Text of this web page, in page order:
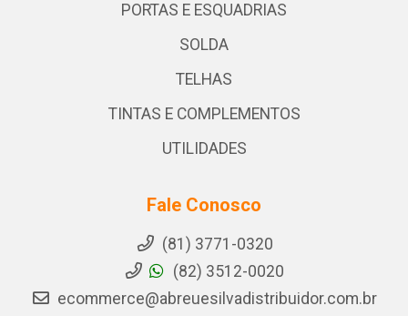
PORTAS E ESQUADRIAS
SOLDA
TELHAS
TINTAS E COMPLEMENTOS
UTILIDADES
Fale Conosco
(81) 3771-0320
(82) 3512-0020
ecommerce@abreuesilvadistribuidor.com.br